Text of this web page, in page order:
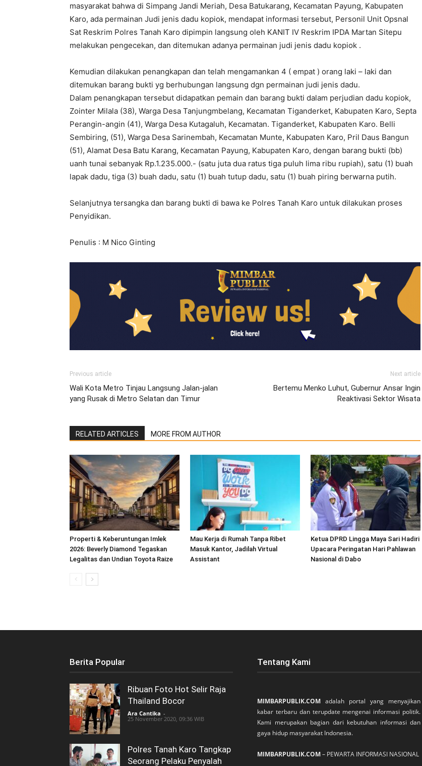
masyarakat bahwa di Simpang Jandi Meriah, Desa Batukarang, Kecamatan Payung, Kabupaten
Karo, ada permainan Judi jenis dadu kopiok, mendapat informasi tersebut, Personil Unit Opsnal
Sat Reskrim Polres Tanah Karo dipimpin langsung oleh KANIT IV Reskrim IPDA Martan Sitepu
melakukan pengecekan, dan ditemukan adanya permainan judi jenis dadu kopiok .
Kemudian dilakukan penangkapan dan telah mengamankan 4 ( empat ) orang laki – laki dan
ditemukan barang bukti yg berhubungan langsung dgn permainan judi jenis dadu.
Dalam penangkapan tersebut didapatkan pemain dan barang bukti dalam perjudian dadu kopiok,
Zointer Milala (38), Warga Desa Tanjungmbelang, Kecamatan Tiganderket, Kabupaten Karo, Septa
Perangin-angin (41), Warga Desa Kutagaluh, Kecamatan. Tiganderket, Kabupaten Karo. Belli
Sembiring, (51), Warga Desa Sarinembah, Kecamatan Munte, Kabupaten Karo, Pril Daus Bangun
(51), Alamat Desa Batu Karang, Kecamatan Payung, Kabupaten Karo, dengan barang bukti (bb)
uanh tunai sebanyak Rp.1.235.000.- (satu juta dua ratus tiga puluh lima ribu rupiah), satu (1) buah
lapak dadu, tiga (3) buah dadu, satu (1) buah tutup dadu, satu (1) buah piring berwarna putih.
Selanjutnya tersangka dan barang bukti di bawa ke Polres Tanah Karo untuk dilakukan proses
Penyidikan.
Penulis : M Nico Ginting
Previous article
Wali Kota Metro Tinjau Langsung Jalan-jalan
yang Rusak di Metro Selatan dan Timur
Next article
Bertemu Menko Luhut, Gubernur Ansar Ingin
Reaktivasi Sektor Wisata
RELATED ARTICLES MORE FROM AUTHOR
‎Properti & Keberuntungan Imlek
2026: Beverly ‎Diamond Tegaskan
Legalitas dan Undian Toyota Raize
Mau Kerja di Rumah Tanpa Ribet
Masuk Kantor, Jadilah Virtual
Assistant
Ketua DPRD Lingga Maya Sari Hadiri
Upacara Peringatan Hari Pahlawan
Nasional di Dabo
Berita Popular
Ribuan Foto Hot Selir Raja
Thailand Bocor
Ara Cantika -
25 November 2020, 09:36 WIB
Polres Tanah Karo Tangkap
Seorang Pelaku Penyalah
Tentang Kami
MIMBARPUBLIK.COM adalah portal yang menyajikan
kabar terbaru dan terupdate mengenai informasi politik.
Kami merupakan bagian dari kebutuhan informasi dan
gaya hidup masyarakat Indonesia.
MIMBARPUBLIK.COM– PEWARTA INFORMASI NASIONAL